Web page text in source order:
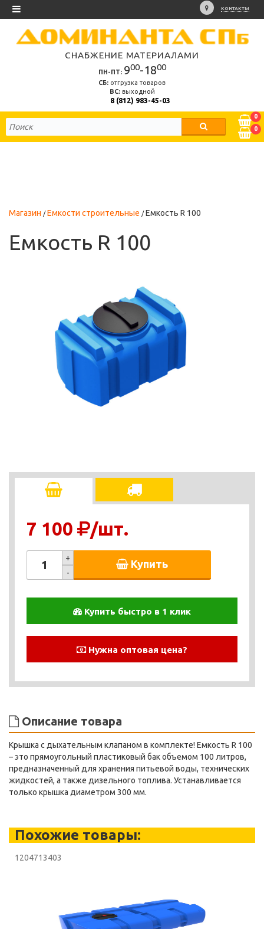
КОНТАКТЫ
СНАБЖЕНИЕ МАТЕРИАЛАМИ
ПН-ПТ: 900-1800
СБ: отгрузка товаров
ВС:выходной
8 (812) 983-45-03
0
0
Магазин Емкости строительные Емкость R 100
Емкость R 100
7 100 /шт.
+
-
Купить
Купить быстро в 1 клик
Нужна оптовая цена?
Описание товара
Крышка с дыхательным клапаном в комплекте! Емкость R 100
– это прямоугольный пластиковый бак объемом 100 литров,
предназначенный для хранения питьевой воды, технических
жидкостей, а также дизельного топлива. Устанавливается
только крышка диаметром 300 мм.
Похожие товары:
1204713403